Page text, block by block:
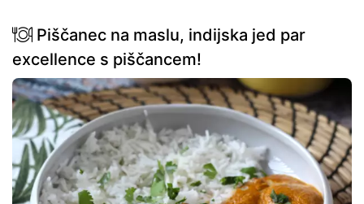
Piščanec na maslu, indijska jed par
excellence s piščancem!